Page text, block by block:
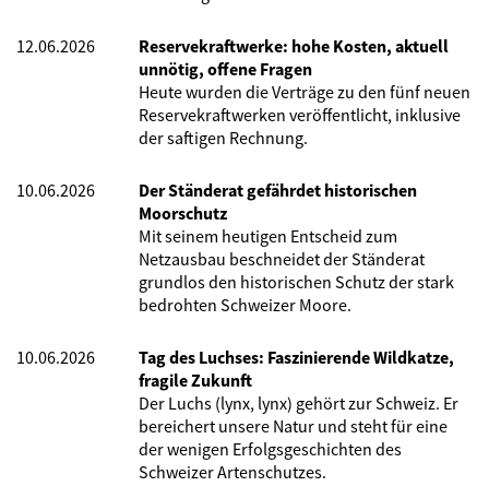
12.06.2026
Reservekraftwerke: hohe Kosten, aktuell
unnötig, offene Fragen
Heute wurden die Verträge zu den fünf neuen
Reservekraftwerken veröffentlicht, inklusive
der saftigen Rechnung.
10.06.2026
Der Ständerat gefährdet historischen
Moorschutz
Mit seinem heutigen Entscheid zum
Netzausbau beschneidet der Ständerat
grundlos den historischen Schutz der stark
bedrohten Schweizer Moore.
10.06.2026
Tag des Luchses: Faszinierende Wildkatze,
fragile Zukunft
Der Luchs (lynx, lynx) gehört zur Schweiz. Er
bereichert unsere Natur und steht für eine
der wenigen Erfolgsgeschichten des
Schweizer Artenschutzes.